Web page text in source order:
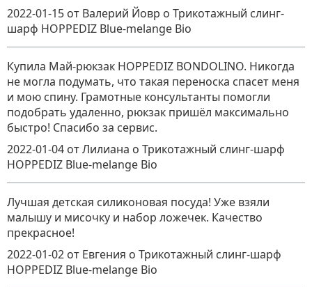
2022-01-15 от Валерий Йовр о Трикотажный слинг-
шарф HOPPEDIZ Blue-melange Bio
Купила Май-рюкзак HOPPEDIZ BONDOLINO. Никогда
не могла подумать, что такая переноска спасет меня
и мою спину. Грамотные консультанты помогли
подобрать удаленно, рюкзак пришёл максимально
быстро! Спасибо за сервис.
2022-01-04 от Лилиана о Трикотажный слинг-шарф
HOPPEDIZ Blue-melange Bio
Лучшая детская силиконовая посуда! Уже взяли
малышу и мисочку и набор ложечек. Качество
прекрасное!
2022-01-02 от Евгения о Трикотажный слинг-шарф
HOPPEDIZ Blue-melange Bio